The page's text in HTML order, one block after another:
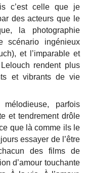
c’est celle que je
des acteurs que le
la photographie
scénario ingénieux
et l’imparable et
rendent plus
et vibrants de vie
parfois
et tendrement drôle
que là comme ils le
essayer de l’être
des films de
d’amour touchante